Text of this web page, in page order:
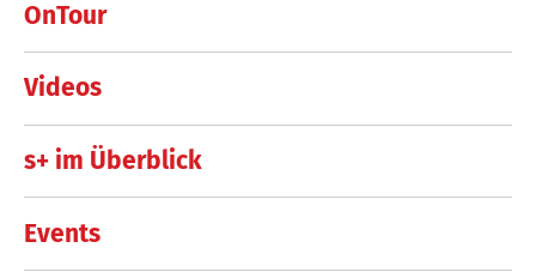
OnTour
Videos
s+ im Überblick
Events